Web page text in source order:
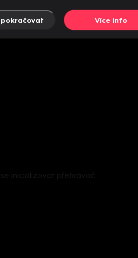
inicializovat přehrávač
Více info